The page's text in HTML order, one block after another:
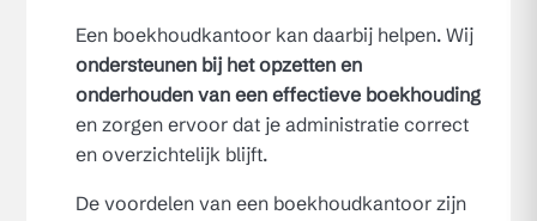
Een boekhoudkantoor kan daarbij helpen. Wij
ondersteunen bij het opzetten en
onderhouden van een effectieve boekhouding
en zorgen ervoor dat je administratie correct
en overzichtelijk blijft.
De voordelen van een boekhoudkantoor zijn